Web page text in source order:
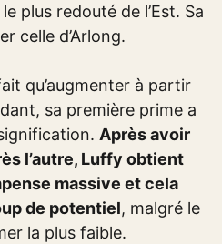
plus redouté de l’Est. Sa
celle d’Arlong.
qu’augmenter à partir
sa première prime a
Après avoir
l’autre, Luffy obtient
massive et cela
de potentiel, malgré le
la plus faible.